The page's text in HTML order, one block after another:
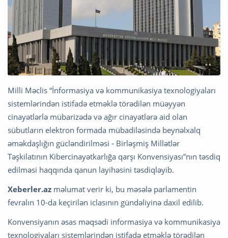
Milli Məclis “İnformasiya və kommunikasiya texnologiyaları
sistemlərindən istifadə etməklə törədilən müəyyən
cinayətlərlə mübarizədə və ağır cinayətlərə aid olan
sübutların elektron formada mübadiləsində beynəlxalq
əməkdaşlığın gücləndirilməsi - Birləşmiş Millətlər
Təşkilatının Kibercinayətkarlığa qarşı Konvensiyası”nın təsdiq
edilməsi haqqında qanun layihəsini təsdiqləyib.
Xeberler.az məlumat verir ki, bu məsələ parlamentin
fevralın 10-da keçirilən iclasının gündəliyinə daxil edilib.
Konvensiyanın əsas məqsədi informasiya və kommunikasiya
texnologiyaları sistemlərindən istifadə etməklə törədilən